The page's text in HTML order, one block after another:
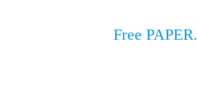
Free PAPER.